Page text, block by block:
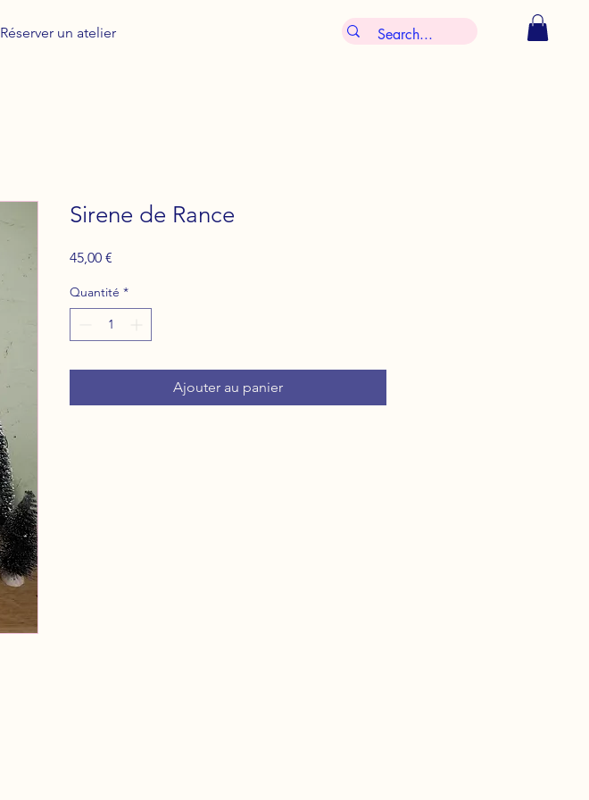
Réserver un atelier
Sirene de Rance
45,00 €
Quantité *
Ajouter au panier